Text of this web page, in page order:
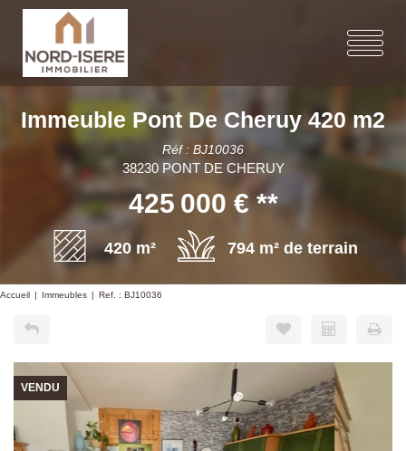
Immeuble Pont De Cheruy 420 m2
Réf : BJ10036
38230 PONT DE CHERUY
425 000 €**
420 m² 794 m² de terrain
Accueil Immeubles Ref. : BJ10036
VENDU